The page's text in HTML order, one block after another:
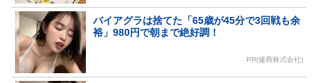
バイアグラは捨てた「65歳が45分で3回戦も余
裕」980円で朝まで絶好調！
PR(健商株式会社)